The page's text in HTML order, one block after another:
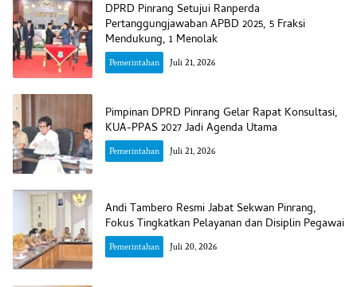
DPRD Pinrang Setujui Ranperda
Pertanggungjawaban APBD 2025, 5 Fraksi
Mendukung, 1 Menolak
Pemerintahan Juli 21, 2026
Pimpinan DPRD Pinrang Gelar Rapat Konsultasi,
KUA-PPAS 2027 Jadi Agenda Utama
Pemerintahan Juli 21, 2026
Andi Tambero Resmi Jabat Sekwan Pinrang,
Fokus Tingkatkan Pelayanan dan Disiplin Pegawai
Pemerintahan Juli 20, 2026